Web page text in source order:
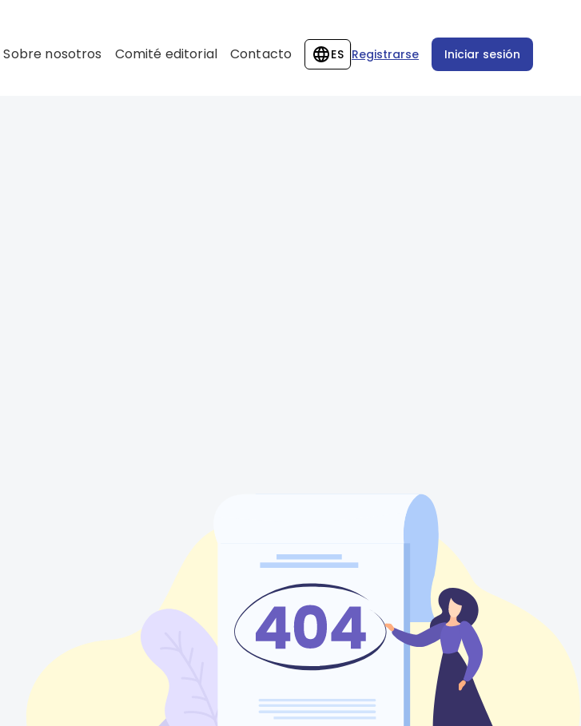
Sobre nosotros Comité editorial Contacto ES Registrarse Iniciar sesión